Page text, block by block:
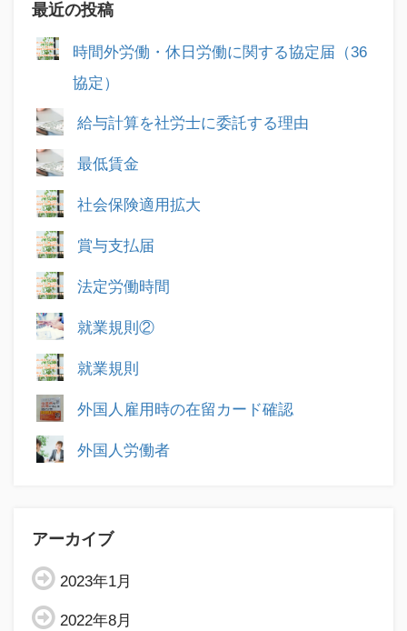
最近の投稿
時間外労働・休日労働に関する協定届（36
協定）
給与計算を社労士に委託する理由
最低賃金
社会保険適用拡大
賞与支払届
法定労働時間
就業規則②
就業規則
外国人雇用時の在留カード確認
外国人労働者
アーカイブ
2023年1月
2022年8月